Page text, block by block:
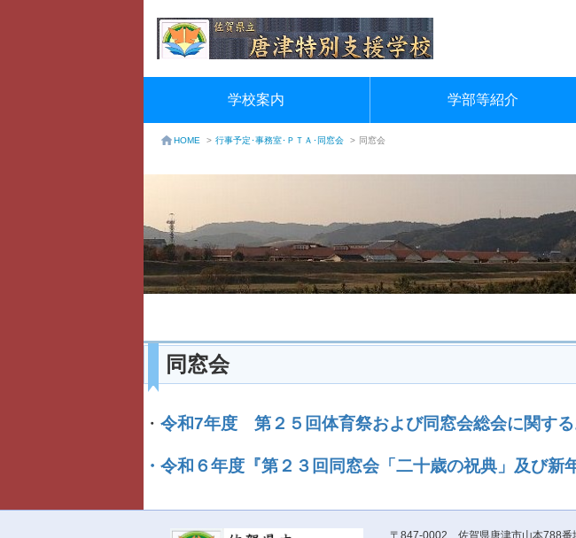
学校案内 学部等紹介
HOME > 行事予定･事務室･ＰＴＡ･同窓会 > 同窓会
同窓会
・ 令和7年度 第２５回体育祭および同窓会総会に関す
・令和６年度『第２３回同窓会「二十歳の祝典」及び新